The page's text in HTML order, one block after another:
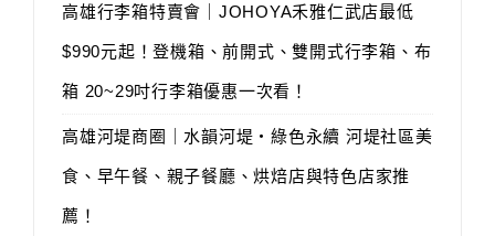
高雄行李箱特賣會｜JOHOYA禾雅仁武店最低
$990元起！登機箱、前開式、雙開式行李箱、布
箱 20~29吋行李箱優惠一次看！
高雄河堤商圈｜水韻河堤‧綠色永續 河堤社區美
食、早午餐、親子餐廳、烘焙店與特色店家推
薦！